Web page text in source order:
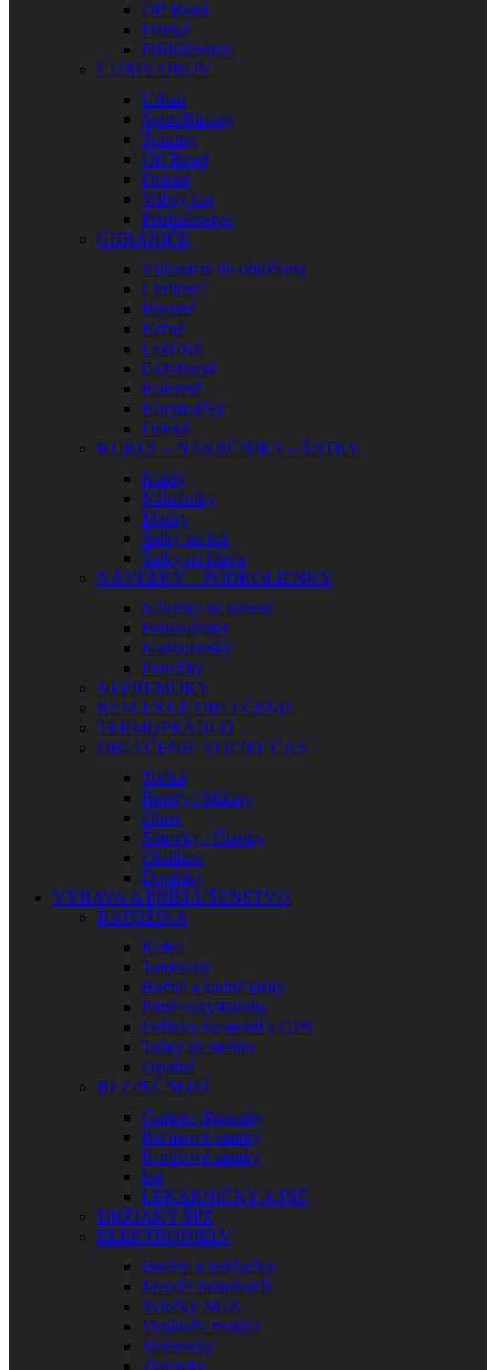
Off Road
Detské
Príslušenstvo
ČIŽMY/OBUV
Urban
Sport/Racing
Touring
Off Road
Detské
Voľný čas
Príslušenstvo
CHRÁNIČE
Vkladacie do oblečenia
Chrbtové
Hrudné
Krčné
Lakťové
Ľadvinové
Kolenné
Korytnačky
Detské
KUKLY – NÁKRČNÍKY – ŠATKY
Kukly
Nákrčníky
Masky
Šatky na krk
Šatky na hlavu
NÁVLEKY – PODKOLIENKY
Návleky na kolená
Podkolienky
Nadkolienky
Ponožky
NEPREMOKY
REFLEXNÉ OBLEČENIE
TERMOPRÁDLO
OBLEČENIE VOĽNÝ ČAS
Tričká
Bundy / Mikiny
Obuv
Šiltovky / Čiapky
Okuliare
Doplnky
VÝBAVA A PRÍSLUŠENSTVO
BATOŽINA
Kufre
Tankvaky
Bočné a zadné tašky
Pitné vaky/batohy
Držiaky na mobil a GPS
Tašky na stehno
Ostatné
BEZPEČNOSŤ
Gurtne / Popruhy
Reťazové zámky
Kotúčové zámky
Iné
LEKÁRNIČKY A INÉ
DRŽIAKY ŠPZ
ELEKTRODIELY
Batérie a nabíjačky
Merače motohodín
Sviečky NGK
Vypínače motora
Smerovky